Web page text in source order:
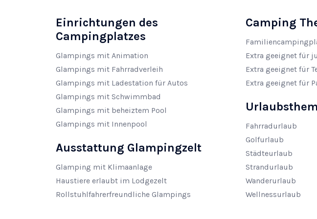
Einrichtungen des
Campingplatzes
Glampings mit Animation
Glampings mit Fahrradverleih
Glampings mit Ladestation für Autos
Glampings mit Schwimmbad
Glampings mit beheiztem Pool
Glampings mit Innenpool
Ausstattung Glampingzelt
Glamping mit Klimaanlage
Haustiere erlaubt im Lodgezelt
Rollstuhlfahrerfreundliche Glampings
Camping
Extra geeignet für
Extra geeignet für
Extra geeignet für
Fahrradurlaub
Golfurlaub
Städteurlaub
Strandurlaub
Wanderurlaub
Wellnessurlaub